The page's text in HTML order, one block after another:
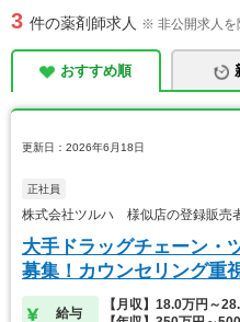
3 件の薬剤師求人 ※ 非公開求人を
おすすめ順
更新日：2026年6月18日
正社員
株式会社ツルハ 様似店の登録販売
大手ドラッグチェーン・
募集！カウンセリング重
給与
【月収】18.0万円～